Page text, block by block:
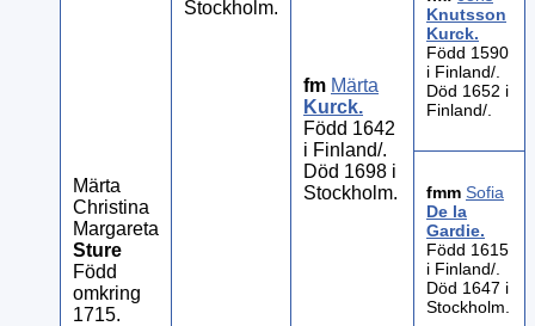
Märta
Christina
Margareta
Sture
Född
omkring
1715.
Stockholm.
fm Märta
Kurck.
Född 1642
i Finland/.
Död 1698 i
Stockholm.
Knutsson
Kurck.
Född 1590
i Finland/.
Död 1652 i
Finland/.
fmm Sofia
De la
Gardie.
Född 1615
i Finland/.
Död 1647 i
Stockholm.